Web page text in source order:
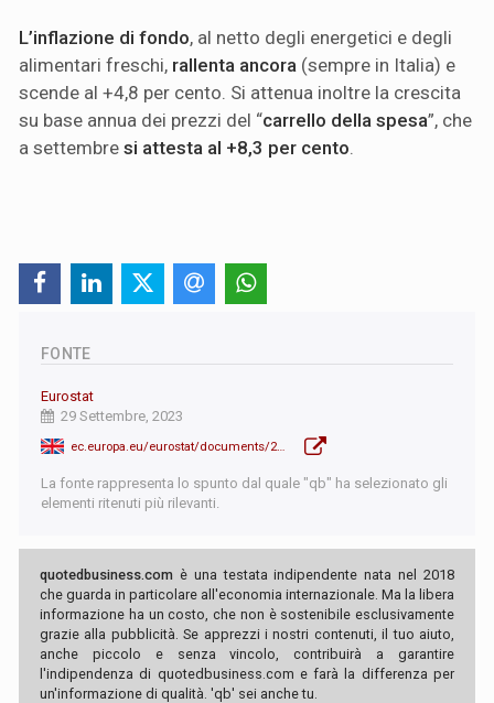
L’inflazione di fondo, al netto degli energetici e degli
alimentari freschi, rallenta ancora (sempre in Italia) e
scende al +4,8 per cento. Si attenua inoltre la crescita
su base annua dei prezzi del “carrello della spesa”, che
a settembre si attesta al +8,3 per cento
FONTE
Eurostat
29 Settembre, 2023
La fonte rappresenta lo spunto dal quale "qb" ha selezionato gli
elementi ritenuti più rilevanti.
quotedbusiness.com è una testata indipendente nata nel 2018
che guarda in particolare all'economia internazionale. Ma la libera
informazione ha un costo, che non è sostenibile esclusivamente
grazie alla pubblicità. Se apprezzi i nostri contenuti, il tuo aiuto,
anche piccolo e senza vincolo, contribuirà a garantire
l'indipendenza di quotedbusiness.com e farà la differenza per
un'informazione di qualità. 'qb' sei anche tu.